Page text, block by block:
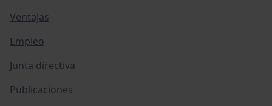
Ventajas
Empleo
Junta directiva
Publicaciones